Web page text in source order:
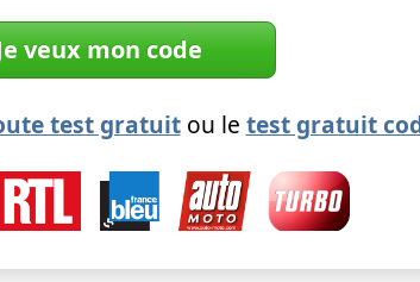
veux mon code
test gratuitou le test gratuit